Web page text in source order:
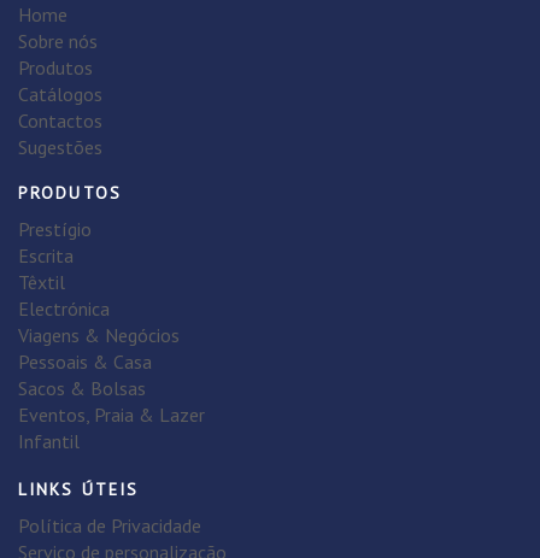
Home
Sobre nós
Produtos
Catálogos
Contactos
Sugestões
PRODUTOS
Prestígio
Escrita
Têxtil
Electrónica
Viagens & Negócios
Pessoais & Casa
Sacos & Bolsas
Eventos, Praia & Lazer
Infantil
LINKS ÚTEIS
Política de Privacidade
Serviço de personalização